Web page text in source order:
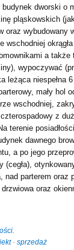
budynek dworski
pląskowskich
oraz wybudowany
wschodniej
a
wypoczywać
leżąca niespełna
mały hol
wschodniej,
z
terenie
dawnego
a po jego
(cegła),
nad parterem oraz
oraz
.
· sprzedaż